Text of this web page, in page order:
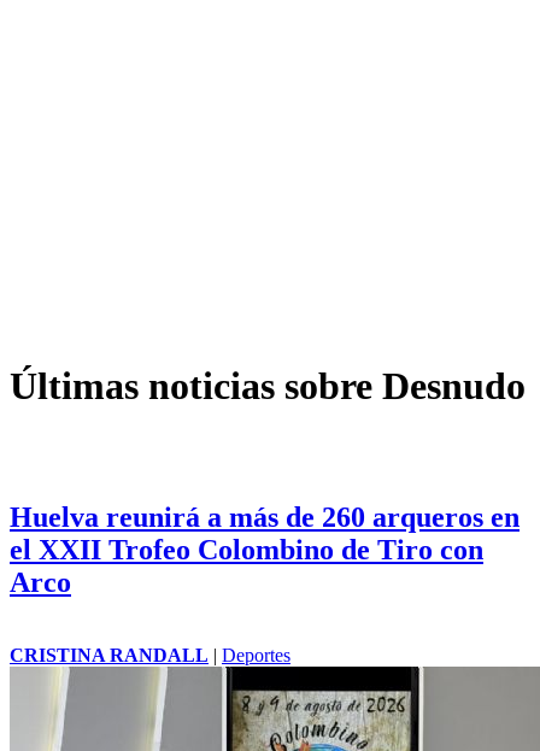
Últimas noticias sobre Desnudo
Huelva reunirá a más de 260 arqueros en
el XXII Trofeo Colombino de Tiro con
Arco
CRISTINA RANDALL | Deportes